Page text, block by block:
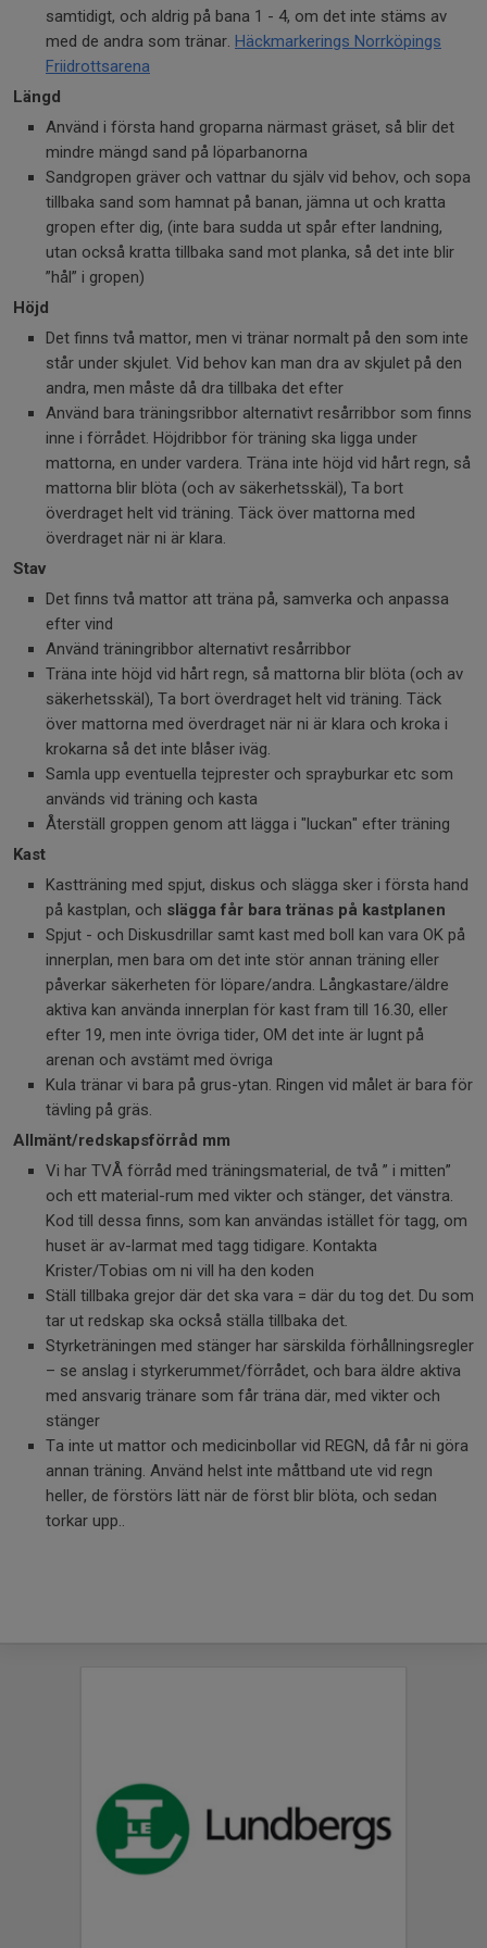
samtidigt, och aldrig på bana 1 - 4, om det inte stäms av
med de andra som tränar. Häckmarkerings Norrköpings
Friidrottsarena
Längd
Använd i första hand groparna närmast gräset, så blir det
mindre mängd sand på löparbanorna
Sandgropen gräver och vattnar du själv vid behov, och sopa
tillbaka sand som hamnat på banan, jämna ut och kratta
gropen efter dig, (inte bara sudda ut spår efter landning,
utan också kratta tillbaka sand mot planka, så det inte blir
”hål” i gropen)
Höjd
Det finns två mattor, men vi tränar normalt på den som inte
står under skjulet. Vid behov kan man dra av skjulet på den
andra, men måste då dra tillbaka det efter
Använd bara träningsribbor alternativt resårribbor som finns
inne i förrådet. Höjdribbor för träning ska ligga under
mattorna, en under vardera. Träna inte höjd vid hårt regn, så
mattorna blir blöta (och av säkerhetsskäl), Ta bort
överdraget helt vid träning. Täck över mattorna med
överdraget när ni är klara.
Stav
Det finns två mattor att träna på, samverka och anpassa
efter vind
Använd träningribbor alternativt resårribbor
Träna inte höjd vid hårt regn, så mattorna blir blöta (och av
säkerhetsskäl), Ta bort överdraget helt vid träning. Täck
över mattorna med överdraget när ni är klara och kroka i
krokarna så det inte blåser iväg.
Samla upp eventuella tejprester och sprayburkar etc som
används vid träning och kasta
Återställ groppen genom att lägga i "luckan" efter träning
Kast
Kastträning med spjut, diskus och slägga sker i första hand
på kastplan, och slägga får bara tränas på kastplanen
Spjut - och Diskusdrillar samt kast med boll kan vara OK på
innerplan, men bara om det inte stör annan träning eller
påverkar säkerheten för löpare/andra. Långkastare/äldre
aktiva kan använda innerplan för kast fram till 16.30, eller
efter 19, men inte övriga tider, OM det inte är lugnt på
arenan och avstämt med övriga
Kula tränar vi bara på grus-ytan. Ringen vid målet är bara för
tävling på gräs.
Allmänt/redskapsförråd mm
Vi har TVÅ förråd med träningsmaterial, de två ” i mitten”
och ett material-rum med vikter och stänger, det vänstra.
Kod till dessa finns, som kan användas istället för tagg, om
huset är av-larmat med tagg tidigare. Kontakta
Krister/Tobias om ni vill ha den koden
Ställ tillbaka grejor där det ska vara = där du tog det. Du som
tar ut redskap ska också ställa tillbaka det.
Styrketräningen med stänger har särskilda förhållningsregler
– se anslag i styrkerummet/förrådet, och bara äldre aktiva
med ansvarig tränare som får träna där, med vikter och
stänger
Ta inte ut mattor och medicinbollar vid REGN, då får ni göra
annan träning. Använd helst inte måttband ute vid regn
heller, de förstörs lätt när de först blir blöta, och sedan
torkar upp..